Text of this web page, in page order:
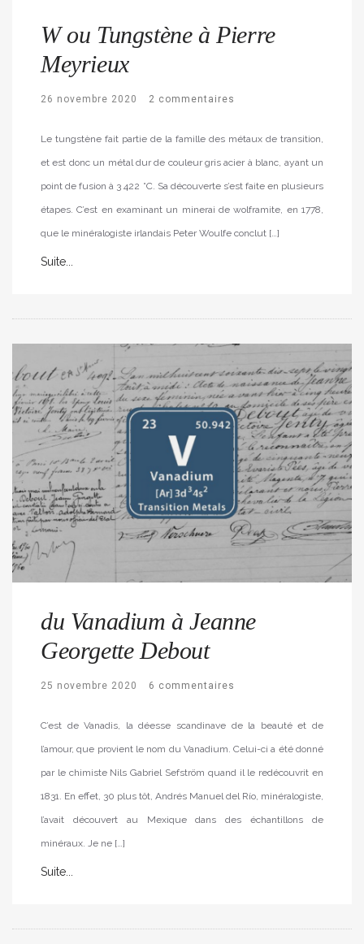
W ou Tungstène à Pierre
Meyrieux
26 novembre 2020 2 commentaires
Le tungstène fait partie de la famille des métaux de transition,
et est donc un métal dur de couleur gris acier à blanc, ayant un
point de fusion à 3 422 °C. Sa découverte s’est faite en plusieurs
étapes. C’est en examinant un minerai de wolframite, en 1778,
que le minéralogiste irlandais Peter Woulfe conclut […]
Suite...
du Vanadium à Jeanne
Georgette Debout
25 novembre 2020 6 commentaires
C’est de Vanadis, la déesse scandinave de la beauté et de
l’amour, que provient le nom du Vanadium. Celui-ci a été donné
par le chimiste Nils Gabriel Sefström quand il le redécouvrit en
1831. En effet, 30 plus tôt, Andrés Manuel del Río, minéralogiste,
l’avait découvert au Mexique dans des échantillons de
minéraux. Je ne […]
Suite...